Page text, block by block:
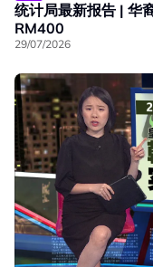
统计局最新报告 | 华
RM400
29/07/2026